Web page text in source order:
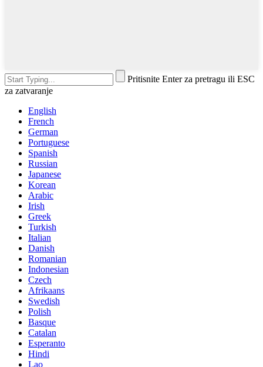
Pritisnite Enter za pretragu ili ESC
za zatvaranje
English
French
German
Portuguese
Spanish
Russian
Japanese
Korean
Arabic
Irish
Greek
Turkish
Italian
Danish
Romanian
Indonesian
Czech
Afrikaans
Swedish
Polish
Basque
Catalan
Esperanto
Hindi
Lao